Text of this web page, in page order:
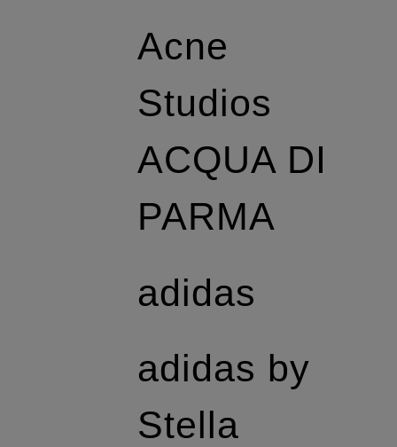
Acne
Studios
ACQUA DI
PARMA
adidas
adidas by
Stella